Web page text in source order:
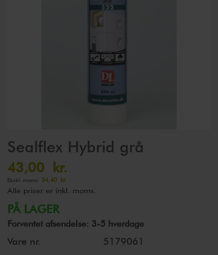
Sealflex Hybrid grå
43,00 kr.
34,40 kr.
Alle priser er inkl. moms.
PÅ LAGER
Forventet afsendelse: 3-5 hverdage
Vare nr. 5179061
til
starten
af
billedgalleriet